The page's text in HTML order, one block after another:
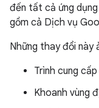
đến tất cả ứng
gồm cả Dịch vụ
Những thay đổi này
Trình cung
Khoanh vùng